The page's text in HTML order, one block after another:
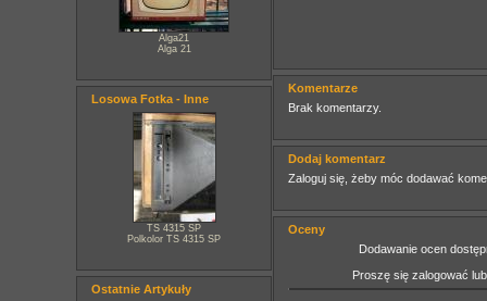
Alga21
Alga 21
Losowa Fotka - Inne
TS 4315 SP
Polkolor TS 4315 SP
Ostatnie Artykuły
Komentarze
Brak komentarzy.
Dodaj komentarz
Zaloguj się, żeby móc dodawać
Oceny
Dodawanie ocen
Proszę się zalogować